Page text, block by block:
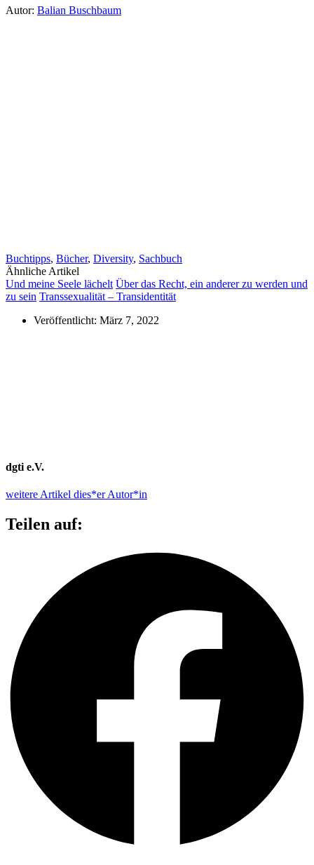
Autor: Balian Buschbaum
Buchtipps, Bücher, Diversity, Sachbuch
Ähnliche Artikel
Und meine Seele lächelt Über das Recht, ein anderer zu werden und
zu sein Transsexualität – Transidentität
Veröffentlicht: März 7, 2022
dgti e.V.
weitere Artikel dies*er Autor*in
Teilen auf: